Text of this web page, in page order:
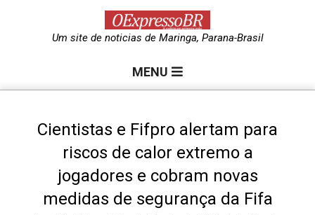
e
Um site de noticias de Maringa, Parana-Brasil
MENU
Cientistas e Fifpro alertam para
riscos de calor extremo a
jogadores e cobram novas
medidas de segurança da Fifa